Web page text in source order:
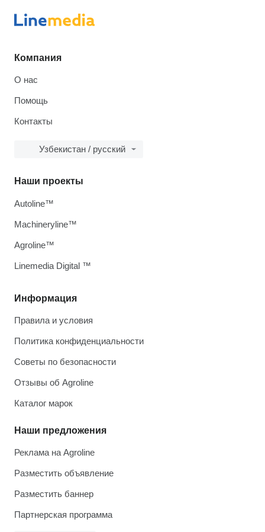
Компания
О нас
Помощь
Контакты
Узбекистан / русский
Информация
Правила и условия
Политика конфиденциальности
Советы по безопасности
Отзывы об Agroline
Каталог марок
Наши предложения
Реклама на Agroline
Разместить объявление
Разместить баннер
Партнерская программа
Наши проекты
Autoline™
Machineryline™
Agroline™
Linemedia Digital ™